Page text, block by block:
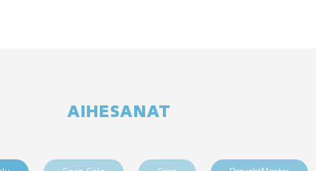
AIHESANAT